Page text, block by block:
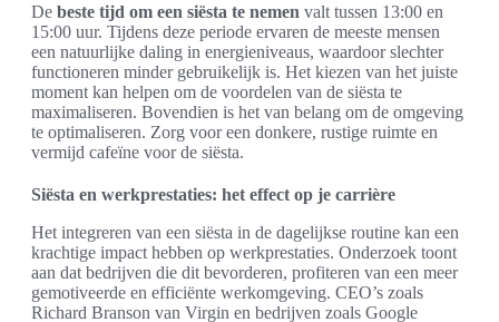
De beste tijd om een siësta te nemen valt tussen 13:00 en
15:00 uur. Tijdens deze periode ervaren de meeste mensen
een natuurlijke daling in energieniveaus, waardoor slechter
functioneren minder gebruikelijk is. Het kiezen van het juiste
moment kan helpen om de voordelen van de siësta te
maximaliseren. Bovendien is het van belang om de omgeving
te optimaliseren. Zorg voor een donkere, rustige ruimte en
vermijd cafeïne voor de siësta.
Siësta en werkprestaties: het effect op je carrière
Het integreren van een siësta in de dagelijkse routine kan een
krachtige impact hebben op werkprestaties. Onderzoek toont
aan dat bedrijven die dit bevorderen, profiteren van een meer
gemotiveerde en efficiënte werkomgeving. CEO’s zoals
Richard Branson van Virgin en bedrijven zoals Google